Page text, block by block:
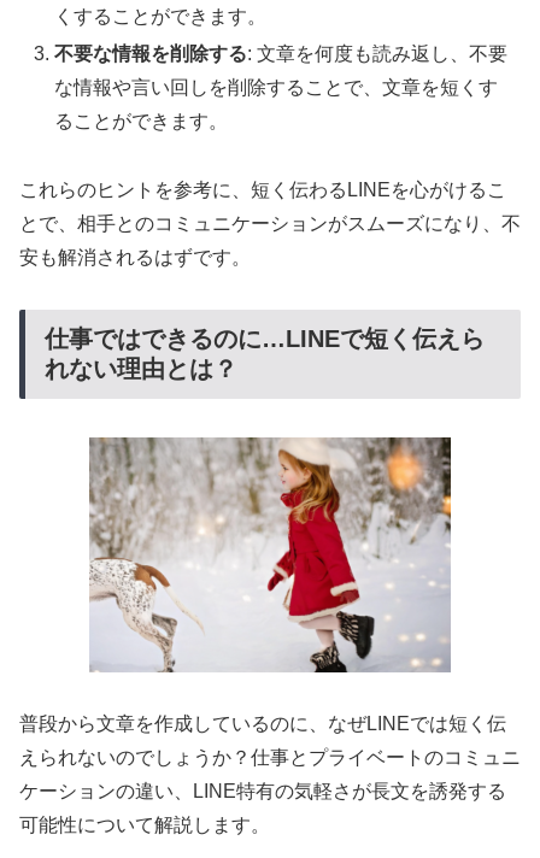
くすることができます。
不要な情報を削除する: 文章を何度も読み返し、不要
な情報や言い回しを削除することで、文章を短くす
ることができます。
これらのヒントを参考に、短く伝わるLINEを心がけるこ
とで、相手とのコミュニケーションがスムーズになり、不
安も解消されるはずです。
仕事ではできるのに…LINEで短く伝えら
れない理由とは？
普段から文章を作成しているのに、なぜLINEでは短く伝
えられないのでしょうか？仕事とプライベートのコミュニ
ケーションの違い、LINE特有の気軽さが長文を誘発する
可能性について解説します。